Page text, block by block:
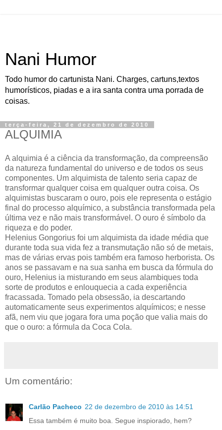
Nani Humor
Todo humor do cartunista Nani. Charges, cartuns,textos
humorísticos, piadas e a ira santa contra uma porrada de
coisas.
terça-feira, 21 de dezembro de 2010
ALQUIMIA
A alquimia é a ciência da transformação, da compreensão
da natureza fundamental do universo e de todos os seus
componentes. Um alquimista de talento seria capaz de
transformar qualquer coisa em qualquer outra coisa. Os
alquimistas buscaram o ouro, pois ele representa o estágio
final do processo alquímico, a substância transformada pela
última vez e não mais transformável. O ouro é símbolo da
riqueza e do poder.
Helenius Gongorius foi um alquimista da idade média que
durante toda sua vida fez a transmutação não só de metais,
mas de várias ervas pois também era famoso herborista. Os
anos se passavam e na sua sanha em busca da fórmula do
ouro, Helenius ia misturando em seus alambiques toda
sorte de produtos e enlouquecia a cada experiência
fracassada. Tomado pela obsessão, ia descartando
automaticamente seus experimentos alquímicos; e nesse
afã, nem viu que jogara fora uma poção que valia mais do
que o ouro: a fórmula da Coca Cola.
Um comentário:
Carlão Pacheco 22 de dezembro de 2010 às 14:51
Essa também é muito boa. Segue inspiorado, hem?